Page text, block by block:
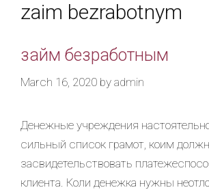
zaim bezrabotnym
займ безработным
March 16, 2020 by admin
Денежные учреждения
сильный список грамот, коим
засвидетельствовать
клиента. Коли денежка нужны